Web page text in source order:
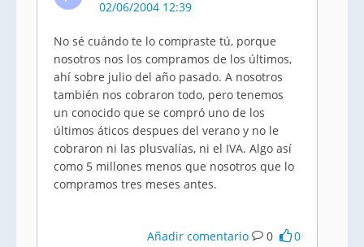
02/06/2004 12:39
No sé cuándo te lo compraste tú, porque
nosotros nos los compramos de los últimos,
ahí sobre julio del año pasado. A nosotros
también nos cobraron todo, pero tenemos
un conocido que se compró uno de los
últimos áticos despues del verano y no le
cobraron ni las plusvalías, ni el IVA. Algo así
como 5 millones menos que nosotros que lo
compramos tres meses antes.
Añadir comentario 0 0